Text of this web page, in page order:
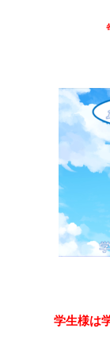
学生様は